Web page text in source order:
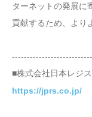
ターネットの発展に
貢献するため、より
■株式会社日本レジ
https://jprs.co.jp/